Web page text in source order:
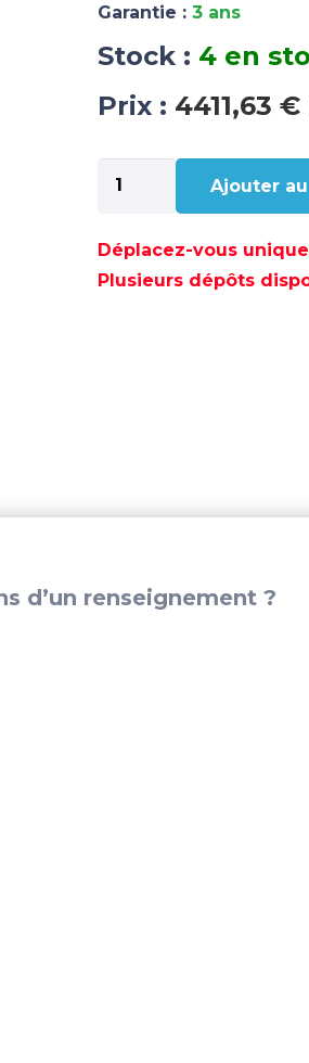
Garantie : 3 ans
Stock : 4 en
Prix : 4411,63
quantité
de
CALIBREE
INOX
Ajouter
Déplacez-vous
Plusieurs dépôts
d’un renseignement ?